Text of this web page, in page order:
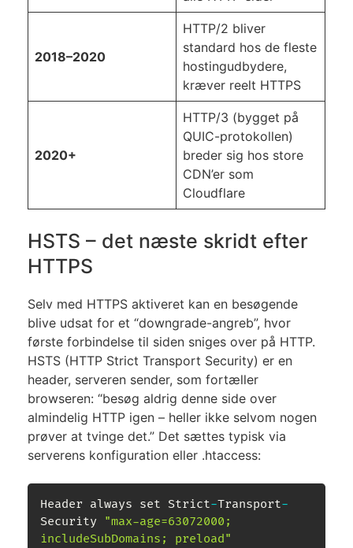
2018–2020
HTTP/2 bliver
standard hos de fleste
hostingudbydere,
kræver reelt HTTPS
2020+
HTTP/3 (bygget på
QUIC-protokollen)
breder sig hos store
CDN’er som
Cloudflare
HSTS – det næste skridt efter
HTTPS
Selv med HTTPS aktiveret kan en besøgende
blive udsat for et “downgrade-angreb”, hvor
første forbindelse til siden sniges over på HTTP.
HSTS (HTTP Strict Transport Security) er en
header, serveren sender, som fortæller
browseren: “besøg aldrig denne side over
almindelig HTTP igen – heller ikke selvom nogen
prøver at tvinge det.” Det sættes typisk via
serverens konfiguration eller .htaccess:
Header always set Strict-Transport-
Security
"max-age=63072000;
includeSubDomains; preload"